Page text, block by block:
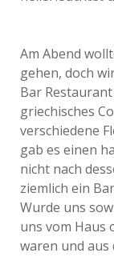
Am Abend
gehen, doch
Bar
griechisches
verschiedene
gab es einen
nicht nach
ziemlich ein
Wurde uns
uns vom Haus
waren und aus